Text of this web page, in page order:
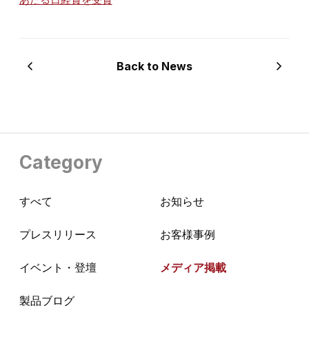
Back to News
Category
すべて お知らせ
プレスリリース お客様事例
イベント・登壇 メディア掲載
製品ブログ